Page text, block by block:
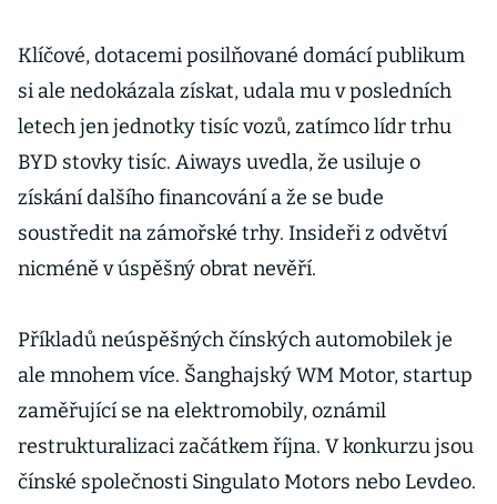
Klíčové, dotacemi posilňované domácí publikum
si ale nedokázala získat, udala mu v posledních
letech jen jednotky tisíc vozů, zatímco lídr trhu
BYD stovky tisíc. Aiways uvedla, že usiluje o
získání dalšího financování a že se bude
soustředit na zámořské trhy. Insideři z odvětví
nicméně v úspěšný obrat nevěří.
Příkladů neúspěšných čínských automobilek je
ale mnohem více. Šanghajský WM Motor, startup
zaměřující se na elektromobily, oznámil
restrukturalizaci začátkem října. V konkurzu jsou
čínské společnosti Singulato Motors nebo Levdeo.